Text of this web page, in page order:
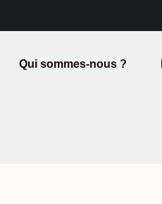
Qui sommes-nous ?